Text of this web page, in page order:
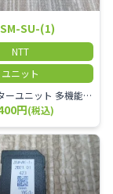
SU-(1)
NTT
ユニット
NTT αZX スターユニット 多機能電話機ユニット
円(税込)